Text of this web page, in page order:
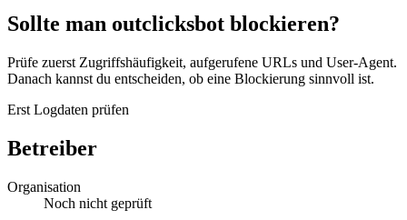
Sollte man outclicksbot blockieren?
Prüfe zuerst Zugriffshäufigkeit, aufgerufene URLs und User-Agent.
Danach kannst du entscheiden, ob eine Blockierung sinnvoll ist.
Erst Logdaten prüfen
Betreiber
Organisation
Noch nicht geprüft